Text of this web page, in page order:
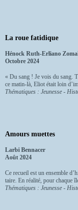
La roue fatidique
Hénock Ruth-Erliano
Octobre 2024
« Du sang ! Je vois du sang.
ce matin-là, Eliot était loin
Thématiques : Jeunesse -
Amours muettes
Larbi Bennacer
Août 2024
Ce recueil est un ensemble
taire. En réalité, pour chaque
Thématiques : Jeunesse -